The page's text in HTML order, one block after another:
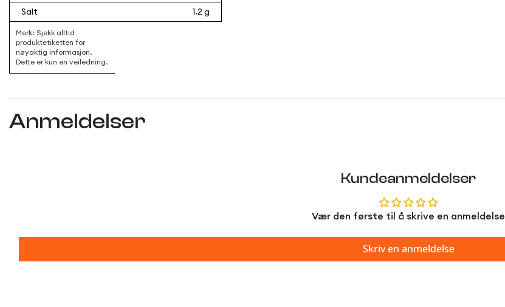
Salt
1.2 g
Anmeldelser
Kundeanmeldelser
Vær den første til å skrive en anmeldelse
Skriv en anmeldelse